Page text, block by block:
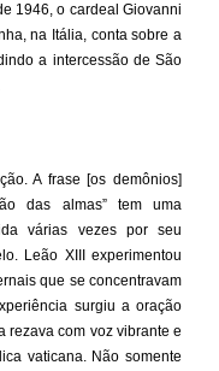
1946, o cardeal Giovanni
na Itália, conta sobre a
a intercessão de São
A frase [os demônios]
das almas” tem uma
várias vezes por seu
Leão XIII experimentou
que se concentravam
surgiu a oração
rezava com voz vibrante e
vaticana. Não somente